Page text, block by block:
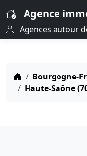
Agence
Agences autour
Bourgogne-
Haute-Saône